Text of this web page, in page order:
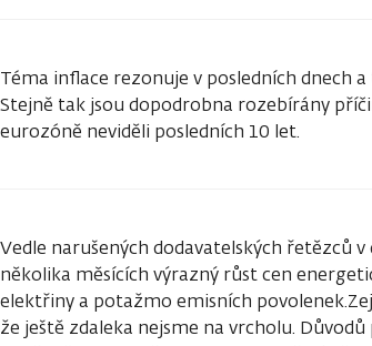
Téma inflace rezonuje v posledních dnech
Stejně tak jsou dopodrobna rozebírány
eurozóně neviděli posledních 10 let.
Vedle narušených dodavatelských řetězců
několika měsících výrazný růst cen
elektřiny a potažmo emisních
že ještě zdaleka nejsme na vrcholu.